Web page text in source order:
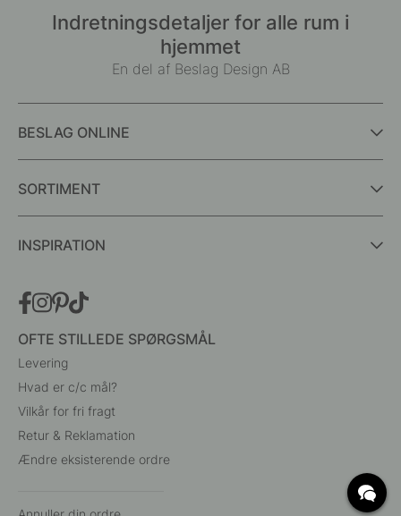
Indretningsdetaljer for alle rum i
hjemmet
En del af Beslag Design AB
BESLAG ONLINE
SORTIMENT
INSPIRATION
OFTE STILLEDE SPØRGSMÅL
Levering
Hvad er c/c mål?
Vilkår for fri fragt
Retur & Reklamation
Ændre eksisterende ordre